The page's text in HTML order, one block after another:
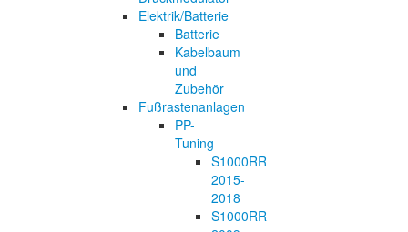
Elektrik/Batterie
Batterie
Kabelbaum
und
Zubehör
Fußrastenanlagen
PP-
Tuning
S1000RR
2015-
2018
S1000RR